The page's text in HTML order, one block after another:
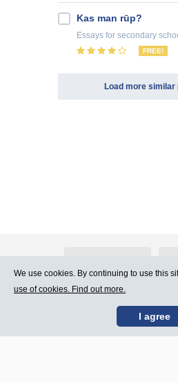
Kas man rūp?
Essays for secondary
FREE!
Load more similar
Contact Us
We use cookies. By continuing to use this
use of cookies. Find out more.
I agree